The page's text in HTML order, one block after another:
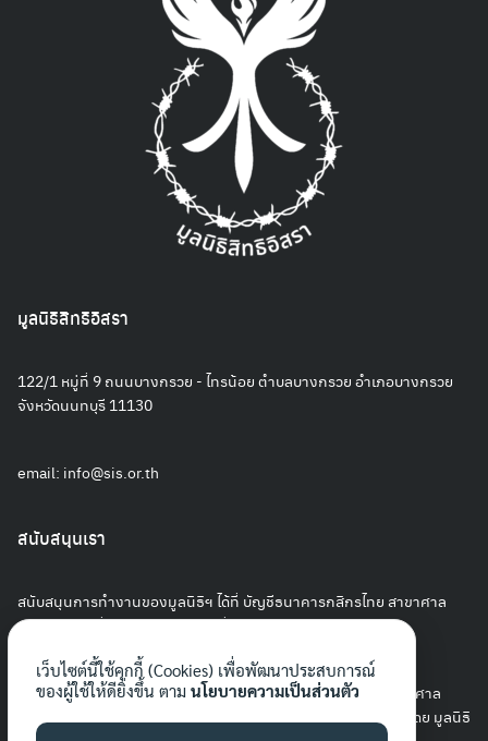
มูลนิธิสิทธิอิสรา
122/1 หมู่ที่ 9 ถนนบางกรวย - ไทรน้อย ตำบลบางกรวย อำเภอบางกรวย
จังหวัดนนทบุรี 11130
email: info@sis.or.th
สนับสนุนเรา
สนับสนุนการทำงานของมูลนิธิฯ ได้ที่ บัญชีธนาคารกสิกรไทย สาขาศาล
ยุติธรรม เลขที่ 127-8-45854-3 ชื่อบัญชีมูลนิธิสิทธิอิสรา
สนับสนุนกองทุนราษฎรประสงค์ได้ที่ บัญชีธนาคารกสิกรไทย สาขาศาล
ยุติธรรม เลขที่ 125-8-64752-8 ชื่อบัญชีกองทุนราษฎรประสงค์ โดย มูลนิธิ
เว็บไซต์นี้ใช้คุกกี้ (Cookies) เพื่อพัฒนาประสบการณ์
ของผู้ใช้ให้ดียิ่งขึ้น ตาม นโยบายความเป็นส่วนตัว